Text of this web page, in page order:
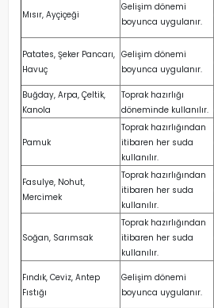
Mısır, Ayçiçeği
Gelişim dönemi
boyunca uygulanır.
Patates, Şeker Pancarı,
Havuç
Gelişim dönemi
boyunca uygulanır.
Buğday, Arpa, Çeltik,
Kanola
Toprak hazırlığı
döneminde kullanılır.
Pamuk
Toprak hazırlığından
itibaren her suda
kullanılır.
Fasulye, Nohut,
Mercimek
Toprak hazırlığından
itibaren her suda
kullanılır.
Soğan, Sarımsak
Toprak hazırlığından
itibaren her suda
kullanılır.
Fındık, Ceviz, Antep
Fıstığı
Gelişim dönemi
boyunca uygulanır.